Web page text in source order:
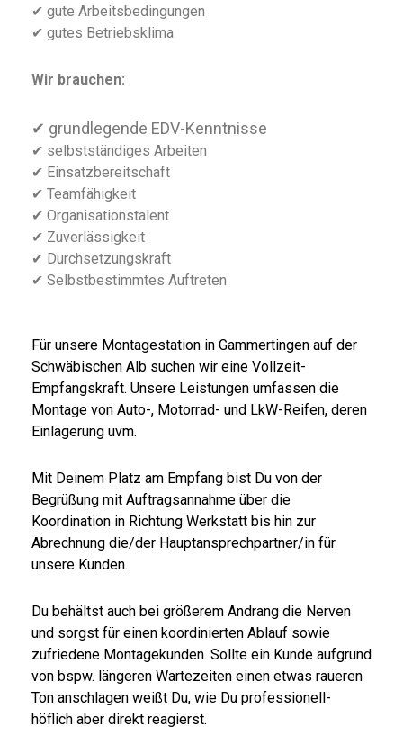
✔ gute Arbeitsbedingungen
✔ gutes Betriebsklima
Wir brauchen:
✔ grundlegende EDV-Kenntnisse
✔ selbstständiges Arbeiten
✔ Einsatzbereitschaft
✔ Teamfähigkeit
✔ Organisationstalent
✔ Zuverlässigkeit
✔ Durchsetzungskraft
✔ Selbstbestimmtes Auftreten
Für unsere Montagestation in Gammertingen auf der
Schwäbischen Alb suchen wir eine Vollzeit-
Empfangskraft. Unsere Leistungen umfassen die
Montage von Auto-, Motorrad- und LkW-Reifen, deren
Einlagerung uvm.
Mit Deinem Platz am Empfang bist Du von der
Begrüßung mit Auftragsannahme über die
Koordination in Richtung Werkstatt bis hin zur
Abrechnung die/der Hauptansprechpartner/in für
unsere Kunden.
Du behältst auch bei größerem Andrang die Nerven
und sorgst für einen koordinierten Ablauf sowie
zufriedene Montagekunden. Sollte ein Kunde aufgrund
von bspw. längeren Wartezeiten einen etwas raueren
Ton anschlagen weißt Du, wie Du professionell-
höflich aber direkt reagierst.